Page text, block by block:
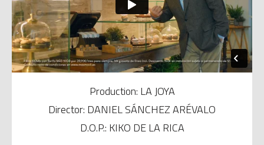
Production: LA JOYA
Director: DANIEL SÁNCHEZ ARÉVALO
D.O.P.: KIKO DE LA RICA